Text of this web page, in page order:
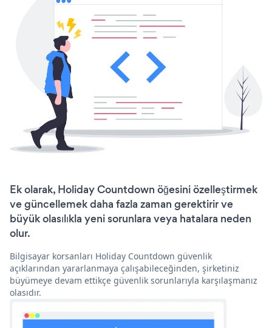
Ek olarak, Holiday Countdown öğesini özelleştirmek
ve güncellemek daha fazla zaman gerektirir ve
büyük olasılıkla yeni sorunlara veya hatalara neden
olur.
Bilgisayar korsanları Holiday Countdown güvenlik
açıklarından yararlanmaya çalışabileceğinden, şirketiniz
büyümeye devam ettikçe güvenlik sorunlarıyla karşılaşmanız
olasıdır.